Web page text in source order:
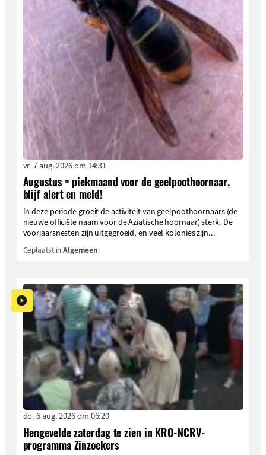
vr. 7 aug. 2026 om 14:31
Augustus = piekmaand voor de geelpoothoornaar,
blijf alert en meld!
In deze periode groeit de activiteit van geelpoothoornaars (de
nieuwe officiële naam voor de Aziatische hoornaar) sterk. De
voorjaarsnesten zijn uitgegroeid, en veel kolonies zijn...
Geplaatst inAlgemeen
do. 6 aug. 2026 om 06:20
Hengevelde zaterdag te zien in KRO-NCRV-
programma Zinzoekers